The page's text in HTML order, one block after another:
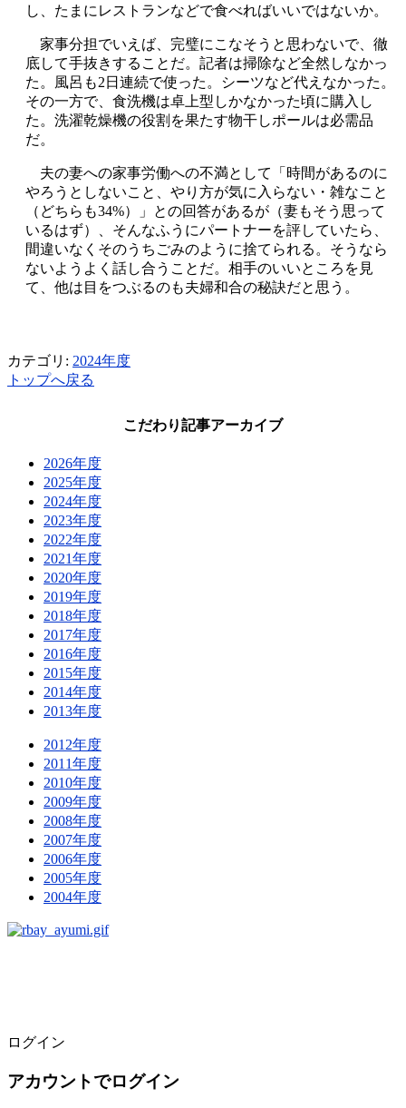
し、たまにレストランなどで食べればいいではないか。
家事分担でいえば、完璧にこなそうと思わないで、徹
底して手抜きすることだ。記者は掃除など全然しなかっ
た。風呂も2日連続で使った。シーツなど代えなかった。
その一方で、食洗機は卓上型しかなかった頃に購入し
た。洗濯乾燥機の役割を果たす物干しポールは必需品
だ。
夫の妻への家事労働への不満として「時間があるのに
やろうとしないこと、やり方が気に入らない・雑なこと
（どちらも34%）」との回答があるが（妻もそう思って
いるはず）、そんなふうにパートナーを評していたら、
間違いなくそのうちごみのように捨てられる。そうなら
ないようよく話し合うことだ。相手のいいところを見
て、他は目をつぶるのも夫婦和合の秘訣だと思う。
カテゴリ: 2024年度
トップへ戻る
こだわり記事アーカイブ
2026年度
2025年度
2024年度
2023年度
2022年度
2021年度
2020年度
2019年度
2018年度
2017年度
2016年度
2015年度
2014年度
2013年度
2012年度
2011年度
2010年度
2009年度
2008年度
2007年度
2006年度
2005年度
2004年度
ログイン
アカウントでログイン